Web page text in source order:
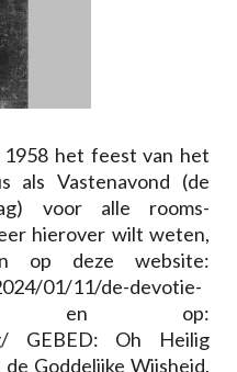
1958 het feest van het
als Vastenavond (de
voor alle rooms-
hierover wilt weten,
op deze website:
01/11/de-devotie-
en op:
GEBED: Oh Heilig
Goddelijke Wijsheid,